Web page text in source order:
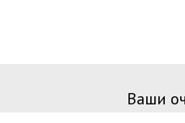
Ваши
Тллтпгд